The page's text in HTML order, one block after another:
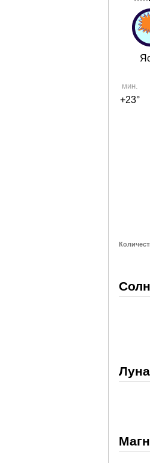
мин.
+23°
Луна